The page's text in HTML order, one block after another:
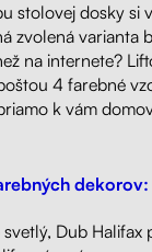
stolovej dosky si
zvolená varianta
na internete?
4 farebné
k vám
dekorov:
Dub Halifax